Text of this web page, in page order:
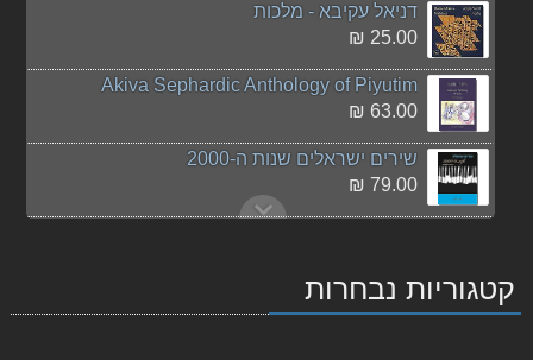
דניאל עקיבא - מלכות
25.00 ₪
Akiva Sephardic Anthology of Piyutim
63.00 ₪
שירים ישראלים שנות ה-2000
79.00 ₪
Donizetti, Maria Stuarda
קטגוריות נבחרות